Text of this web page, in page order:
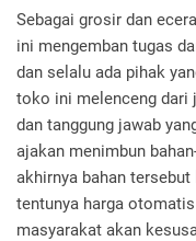
Sebagai grosir dan
ini mengemban tugas
dan selalu ada pihak
toko ini melenceng dari
dan tanggung jawab
ajakan menimbun
akhirnya bahan
tentunya harga
masyarakat akan